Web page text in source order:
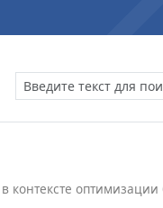
контексте